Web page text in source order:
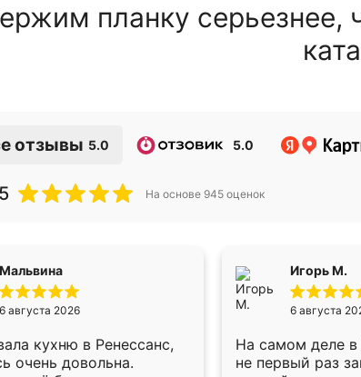
планку серьезнее,
отзывы 5.0 5.0
На основе 945 оценок
Мальвина
6 августа 2026
кухню в Ренессанс,
очень довольна.
Игорь М.
6 августа
На самом деле в
не первый раз